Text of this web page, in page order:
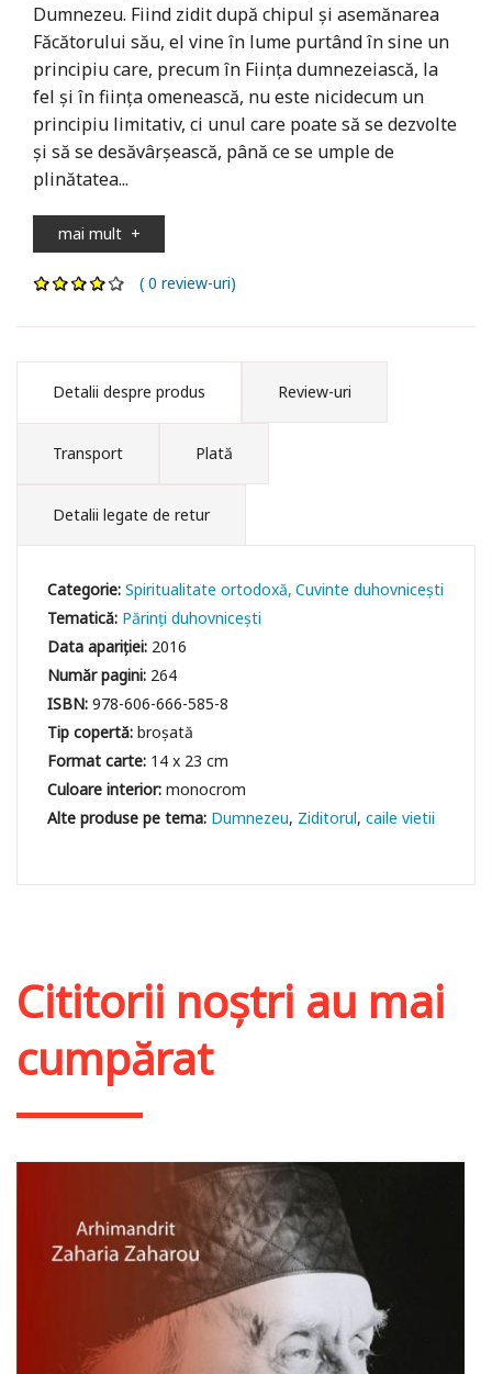
Dumnezeu. Fiind zidit după chipul și asemănarea
Făcătorului său, el vine în lume purtând în sine un
principiu care, precum în Ființa dumnezeiască, la
fel și în ființa omenească, nu este nicidecum un
principiu limitativ, ci unul care poate să se dezvolte
și să se desăvârșească, până ce se umple de
plinătatea...
mai mult +
( 0 review-uri)
Detalii despre produs Review-uri
Transport Plată
Detalii legate de retur
Categorie:Spiritualitate ortodoxă Cuvinte duhovniceşti
Tematică: Părinți duhovnicești
Data apariției: 2016
Număr pagini: 264
ISBN:978-606-666-585-8
Tip copertă:broșată
Format carte: 14 x 23 cm
Culoare interior:monocrom
Dumnezeu Ziditorul caile vietii
Cititorii noștri au mai
cumpărat